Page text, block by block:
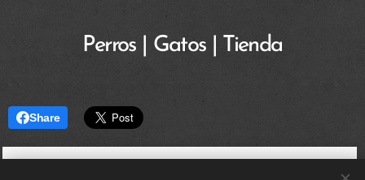
Perros | Gatos | Tienda
Share